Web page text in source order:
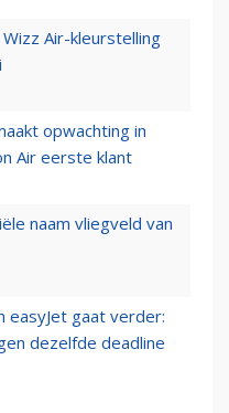
Air-kleurstelling
opwachting in
Air eerste klant
naam vliegveld van
easyJet gaat verder:
dezelfde deadline